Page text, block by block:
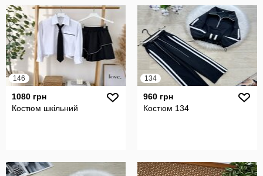
146
1080 грн
Костюм шкільний
134
960 грн
Костюм 134